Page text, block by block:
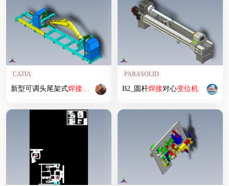
CATIA
新型可调头尾架式焊接变位机_13
PARASOLID
B2_圆杆焊接对心变位机